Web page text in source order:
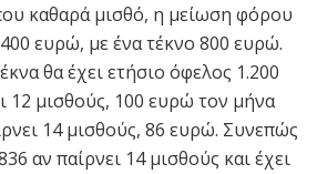
καθαρά μισθό, η μείωση φόρου
400 ευρώ, με ένα τέκνο 800 ευρώ.
θα έχει ετήσιο όφελος 1.200
12 μισθούς, 100 ευρώ τον μήνα
14 μισθούς, 86 ευρώ. Συνεπώς
αν παίρνει 14 μισθούς και έχει